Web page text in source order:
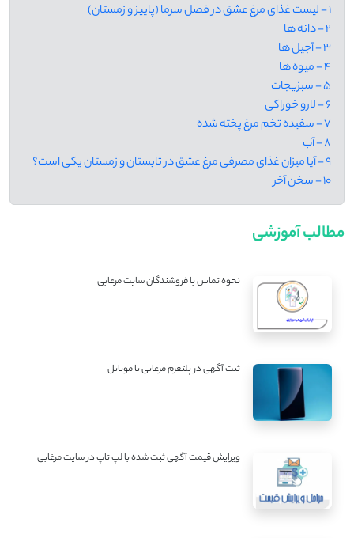
1 - لیست غذای مرغ عشق در فصل سرما (پاییز و زمستان)
2 - دانه ها
3 - آجیل ها
4 - میوه ها
5 - سبزیجات
6 - لارو خوراکی
7 - سفیده تخم مرغ پخته شده
8 - آب
9 - آیا میزان غذای مصرفی مرغ عشق در تابستان و زمستان یکی است؟
10 - سخن آخر
مطالب آموزشی
نحوه تماس با فروشندگان سایت مرغابی
ثبت آگهی در پلتفرم مرغابی با موبایل
ویرایش قیمت آگهی ثبت شده با لپ تاپ در سایت مرغابی